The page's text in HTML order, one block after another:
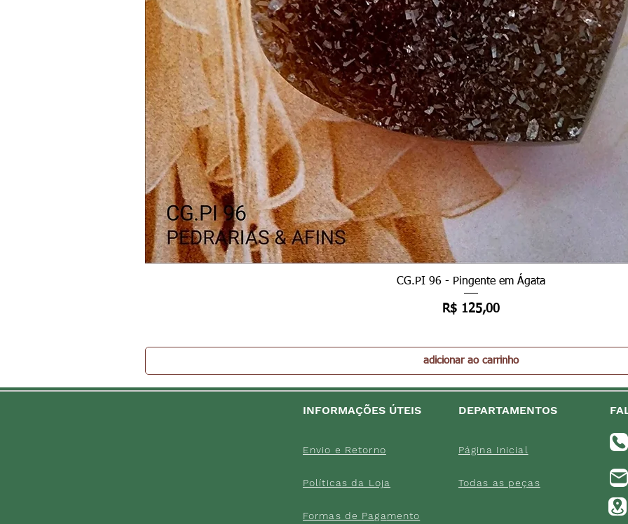
Visualização rápida
CG.PI 96 - Pingente em Ágata
Preço
R$ 125,00
adicionar ao carrinho
INFORMAÇÕES ÚTEIS
Envio e Retorno
Políticas da Loja
Formas de Pagamento
DEPARTAMENTOS
Página Inicial
Todas as peças